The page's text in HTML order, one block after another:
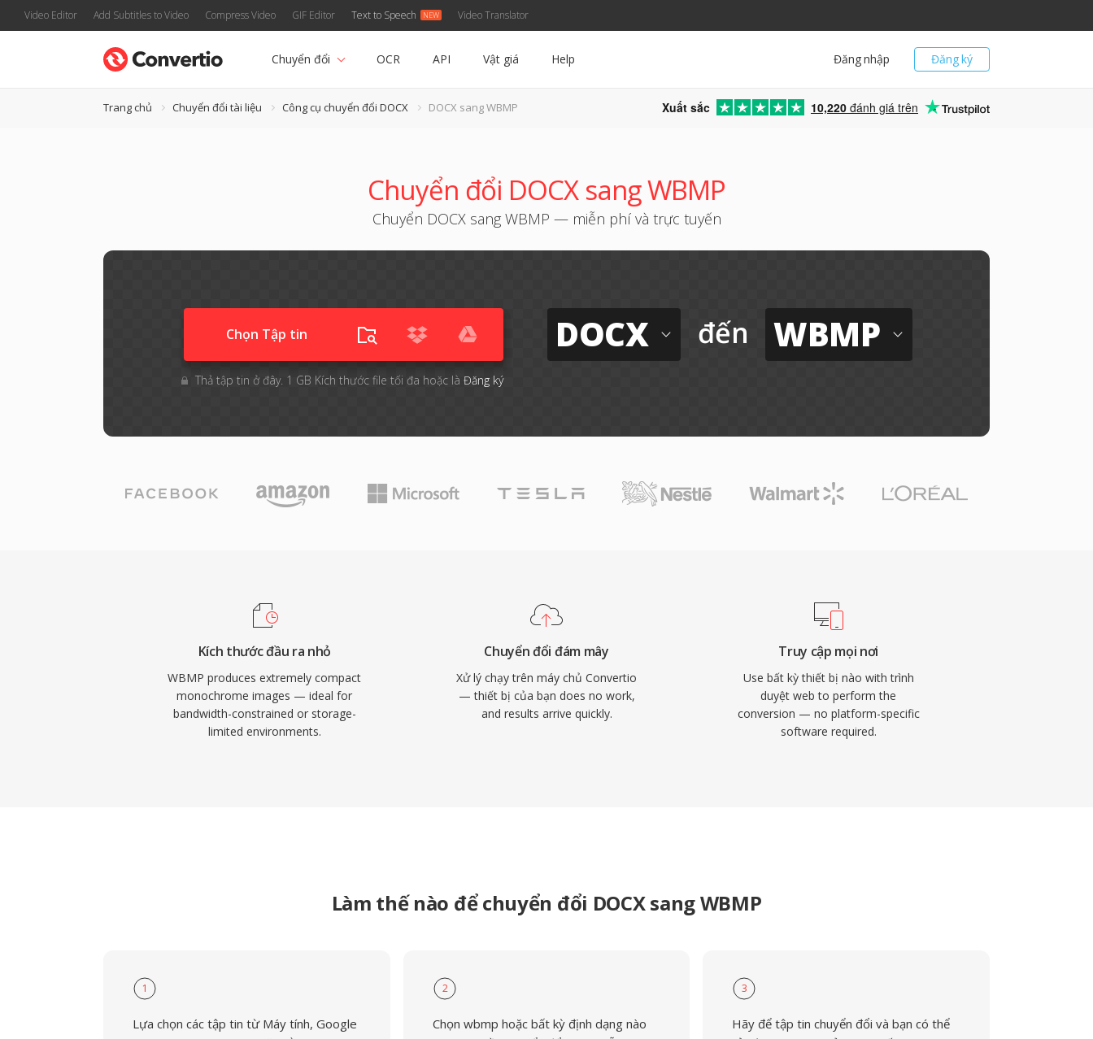
Video Editor Add Subtitles to Video Compress Video GIF Editor Text to Speech Video Translator
Đăng ký
Đăng nhập
Chuyển đổi OCR API Vật giá Help
Trang chủ Chuyển đổi tài liệu Công cụ chuyển đổi DOCX DOCX sang WBMP Xuất sắc 10,220 đánh giá trên
Chuyển đổi DOCX sang WBMP
Chuyển DOCX sang WBMP — miễn phí và trực tuyến
Chọn Tập tin
Thả tập tin ở đây. 1 GB Kích thước file tối đa hoặc là Đăng ký
DOCX đến WBMP
Kích thước đầu ra nhỏ
WBMP produces extremely compact
monochrome images — ideal for
bandwidth-constrained or storage-
limited environments.
Chuyển đổi đám mây
Xử lý chạy trên máy chủ Convertio
— thiết bị của bạn does no work,
and results arrive quickly.
Truy cập mọi nơi
Use bất kỳ thiết bị nào with trình
duyệt web to perform the
conversion — no platform-specific
software required.
Làm thế nào để chuyển đổi DOCX sang WBMP
1
Lựa chọn các tập tin từ Máy tính, Google
2
Chọn wbmp hoặc bất kỳ định dạng nào
3
Hãy để tập tin chuyển đổi và bạn có thể